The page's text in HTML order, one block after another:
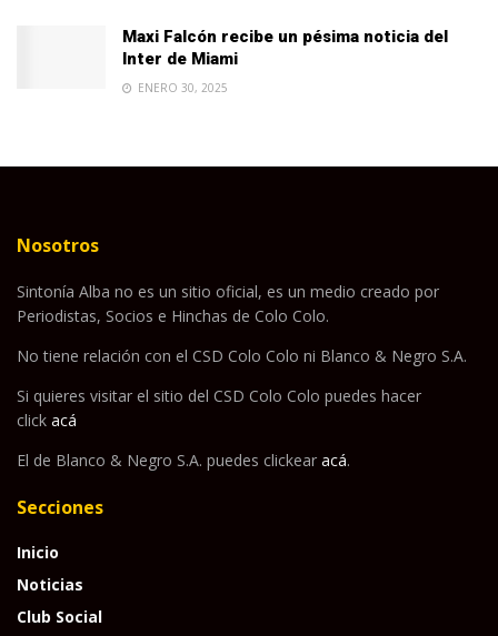
Maxi Falcón recibe un pésima noticia del
Inter de Miami
ENERO 30, 2025
Nosotros
Sintonía Alba no es un sitio oficial, es un medio creado por
Periodistas, Socios e Hinchas de Colo Colo.
No tiene relación con el CSD Colo Colo ni Blanco & Negro S.A.
Si quieres visitar el sitio del CSD Colo Colo puedes hacer
click acá
El de Blanco & Negro S.A. puedes clickear acá.
Secciones
Inicio
Noticias
Club Social